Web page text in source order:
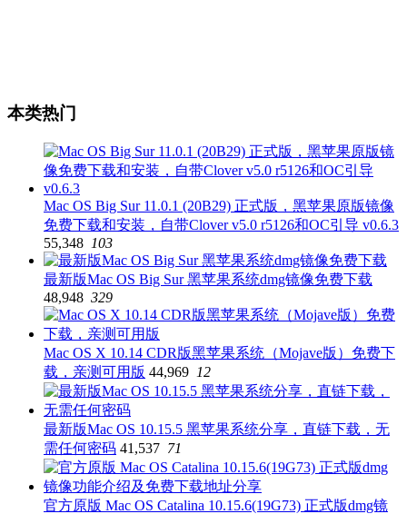
本类热门
Mac OS Big Sur 11.0.1 (20B29) 正式版，黑苹果原版镜像
免费下载和安装，自带Clover v5.0 r5126和OC引导 v0.6.3
55,348 103
最新版Mac OS Big Sur 黑苹果系统dmg镜像免费下载
48,948 329
Mac OS X 10.14 CDR版黑苹果系统（Mojave版）免费下
载，亲测可用版 44,969 12
最新版Mac OS 10.15.5 黑苹果系统分享，直链下载，无
需任何密码 41,537 71
官方原版 Mac OS Catalina 10.15.6(19G73) 正式版dmg镜